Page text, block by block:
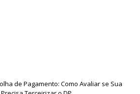
de Pagamento: Como Avaliar se Sua